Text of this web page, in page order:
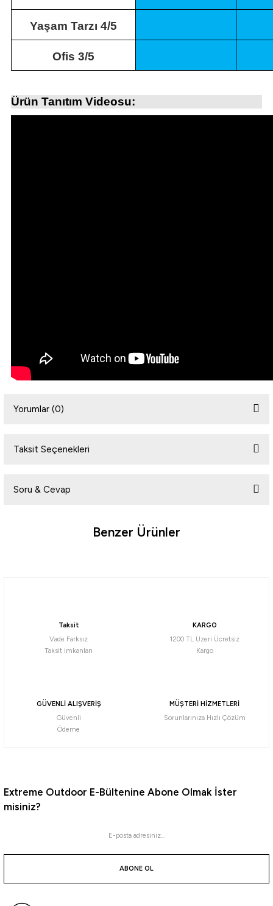
Yaşam Tarzı 4/5
Ofis 3/5
Ürün Tanıtım Videosu:
Yorumlar (0)
Taksit Seçenekleri
Soru & Cevap
Ürün hakkında henüz soru sorulmamış.
Benzer Ürünler
Taksit
Vade Farksız
Taksit imkanları
KARGO
1200 TL Üzeri Ücretsiz
Kargo
GÜVENLİ ALIŞVERİŞ
Güvenli
Ödeme
MÜŞTERİ HİZMETLERİ
Sorunlarınıza Hızlı Çözüm
Extreme Outdoor E-Bültenine Abone Olmak İster
misiniz?
ABONE OL